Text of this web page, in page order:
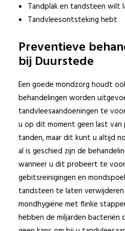
Tandplak en tandsteen wilt
Tandvleesontsteking hebt
Preventieve
bij Duurstede
Een goede mondzorg houdt
behandelingen worden
tandvleesaandoeningen te
u op dit moment geen last
tanden, maar dit kunt u altijd
al is geschied zijn de
wanneer u dit probeert te
gebitsreinigingen en
tandsteen te laten
mondhygiëne met flinke
hebben de miljarden